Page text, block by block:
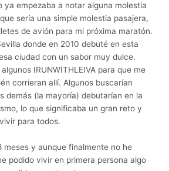
ya empezaba a notar alguna molestia
sería una simple molestia pasajera,
de avión para mi próxima maratón.
donde en 2010 debuté en esta
ciudad con un sabor muy dulce.
IRUNWITHLEIVA para que me
corrieran allí. Algunos buscarían
demás (la mayoría) debutarían en la
lo que significaba un gran reto y
para todos.
meses y aunque finalmente no he
podido vivir en primera persona algo